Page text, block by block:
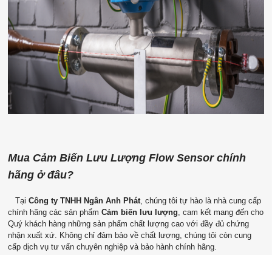
Mua Cảm Biến Lưu Lượng Flow Sensor chính
hãng ở đâu?
Tại Công ty TNHH Ngân Anh Phát, chúng tôi tự hào là nhà cung cấp
chính hãng các sản phẩm Cảm biến lưu lượng , cam kết mang đến cho
Quý khách hàng những sản phẩm chất lượng cao với đầy đủ chứng
nhận xuất xứ. Không chỉ đảm bảo về chất lượng, chúng tôi còn cung
cấp dịch vụ tư vấn chuyên nghiệp và bảo hành chính hãng.